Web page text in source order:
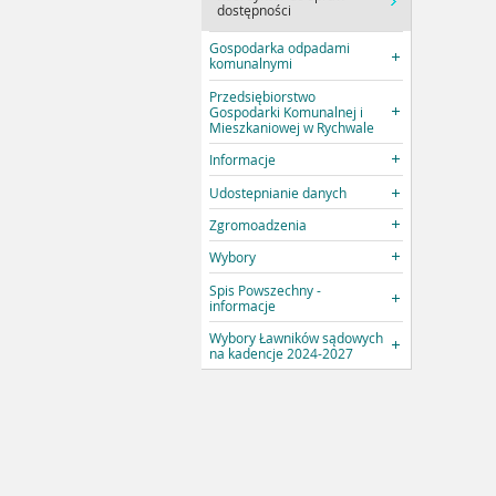
dostępności
Gospodarka odpadami
komunalnymi
Przedsiębiorstwo
Gospodarki Komunalnej i
Mieszkaniowej w Rychwale
Informacje
Udostepnianie danych
Zgromoadzenia
Wybory
Spis Powszechny -
informacje
Wybory Ławników sądowych
na kadencje 2024-2027